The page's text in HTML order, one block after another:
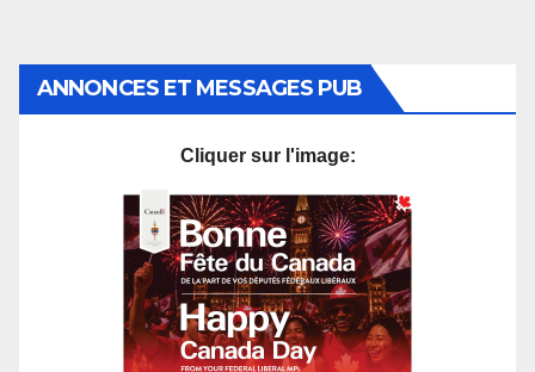
publications
ANNONCES ET MESSAGES PUB
Cliquer sur l'image: